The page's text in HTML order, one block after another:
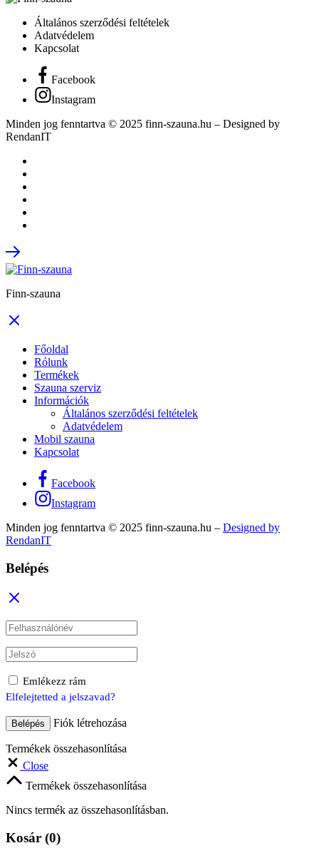
Általános szerződési feltételek
Adatvédelem
Kapcsolat
Facebook
Instagram
Minden jog fenntartva © 2025 finn-szauna.hu – Designed by
RendanIT
Finn-szauna
Főoldal
Rólunk
Termékek
Szauna szerviz
Információk
Általános szerződési feltételek
Adatvédelem
Mobil szauna
Kapcsolat
Facebook
Instagram
Minden jog fenntartva © 2025 finn-szauna.hu – Designed by
RendanIT
Belépés
Emlékezz rám
Elfelejtetted a jelszavad?
Belépés Fiók létrehozása
Termékek összehasonlítása
Close
Termékek összehasonlítása
Nincs termék az összehasonlításban.
Kosár (0)